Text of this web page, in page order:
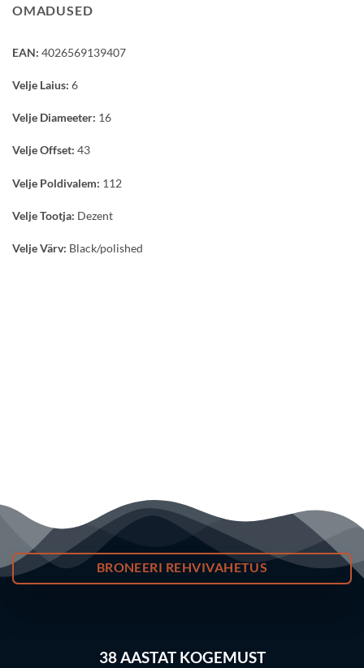
OMADUSED
EAN: 4026569139407
Velje Laius: 6
Velje Diameeter: 16
Velje Offset: 43
Velje Poldivalem: 112
Velje Tootja: Dezent
Velje Värv: Black/polished
BRONEERI REHVIVAHETUS
38AASTAT KOGEMUST